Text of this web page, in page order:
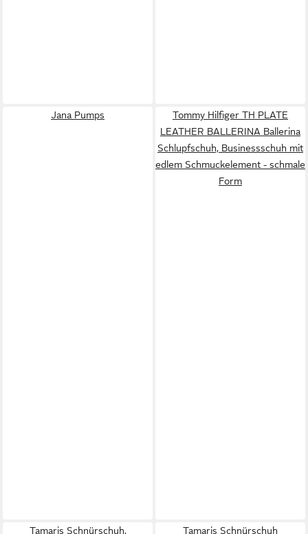
Jana Pumps
Tommy Hilfiger TH PLATE
LEATHER BALLERINA Ballerina
Schlupfschuh, Businessschuh mit
edlem Schmuckelement - schmale
Form
Tamaris Schnürschuh, Tamaris Schnürschuh